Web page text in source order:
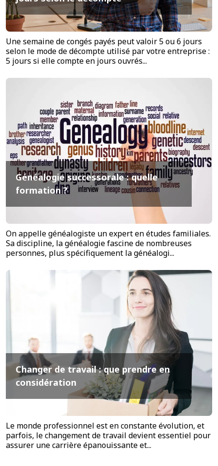
Une semaine de congés payés peut valoir 5 ou 6 jours
selon le mode de décompte utilisé par votre entreprise :
5 jours si elle compte en jours ouvrés...
Généalogie successorale : quelle
formation ?
On appelle généalogiste un expert en études familiales.
Sa discipline, la généalogie fascine de nombreuses
personnes, plus spécifiquement la généalogi...
Changer de travail : que prendre en
considération
Le monde professionnel est en constante évolution, et
parfois, le changement de travail devient essentiel pour
assurer une carrière épanouissante et...